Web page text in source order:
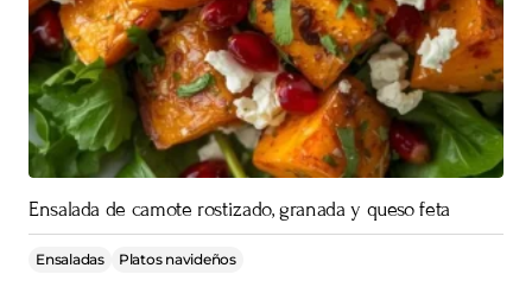
Ensalada de camote rostizado, granada y queso feta
Ensaladas Platos navideños